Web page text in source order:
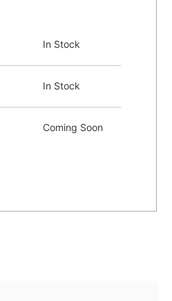
In Stock
In Stock
Coming Soon